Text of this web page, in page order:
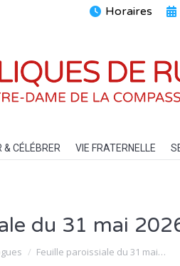
Horaires
& CÉLÉBRER VIE FRATERNELLE
du 31 mai
Feuille paroissiale du 31 mai…
PRIER & CÉLÉBRER VIE